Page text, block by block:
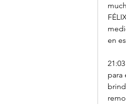
en
para